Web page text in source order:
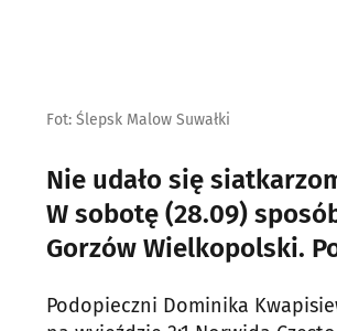
Fot: Ślepsk Malow Suwałki
Nie udało się
W sobotę (28.09)
Gorzów Wielkopolski.
Podopieczni Dominika